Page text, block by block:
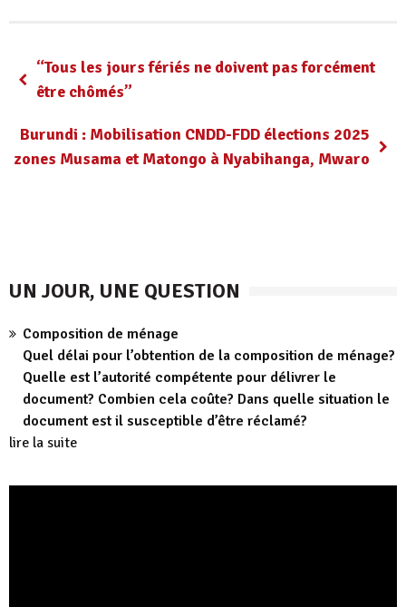
“Tous les jours fériés ne doivent pas forcément
être chômés”
Burundi : Mobilisation CNDD-FDD élections 2025
zones Musama et Matongo à Nyabihanga, Mwaro
UN JOUR, UNE QUESTION
Composition de ménage
Quel délai pour l’obtention de la composition de ménage?
Quelle est l’autorité compétente pour délivrer le
document? Combien cela coûte? Dans quelle situation le
document est il susceptible d’être réclamé?
lire la suite